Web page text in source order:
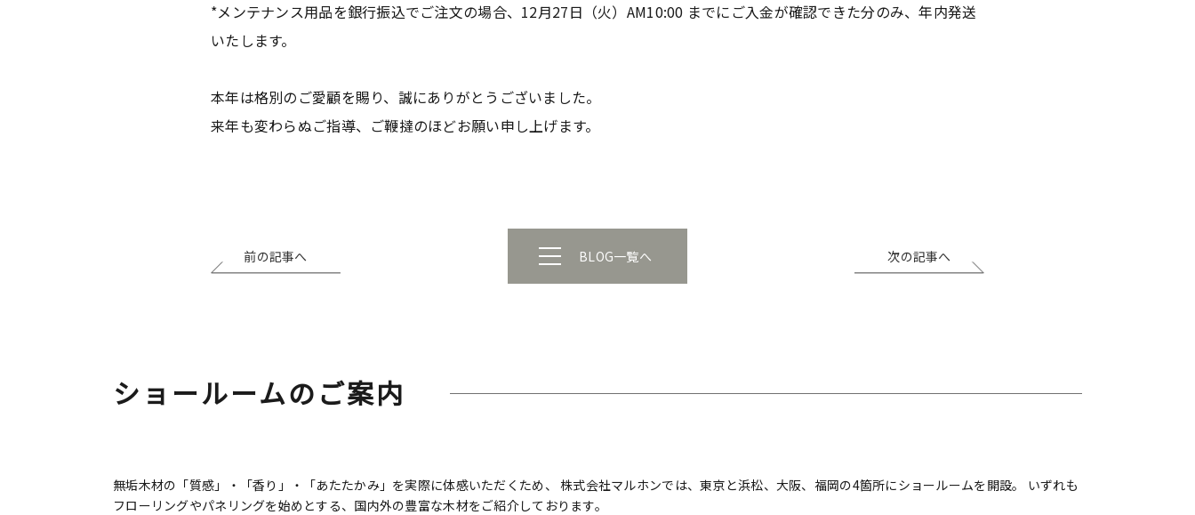
*メンテナンス用品を銀行振込でご注文の場合、12月27日（火）AM10:00 までにご入金が確認できた分のみ、年内発送
いたします。
本年は格別のご愛顧を賜り、誠にありがとうございました。
来年も変わらぬご指導、ご鞭撻のほどお願い申し上げます。
前の記事へ 次の記事へ
BLOG一覧へ
ショールームのご案内
無垢木材の「質感」・「香り」・「あたたかみ」を実際に体感いただくため、 株式会社マルホンでは、東京と浜松、大阪、福岡の4箇所にショールームを開設。 いずれも
フローリングやパネリングを始めとする、国内外の豊富な木材をご紹介しております。